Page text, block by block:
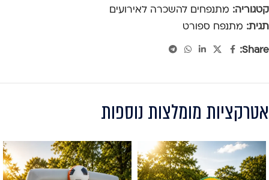
קטגוריה: מתנפחים להשכרה לאירועים
תגית: מתנפח ספורט
Share:
אטרקציות מומלצות נוספות